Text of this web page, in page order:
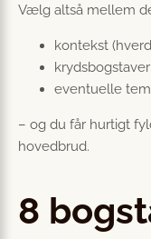
Vælg altså mellem
kontekst
eventuelle
– og du får hurtigt
hovedbrud.
8